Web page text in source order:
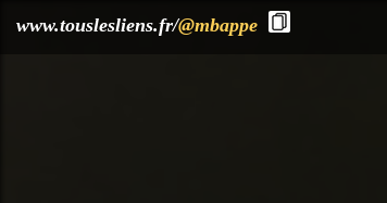
www.touslesliens.fr/@mbappe